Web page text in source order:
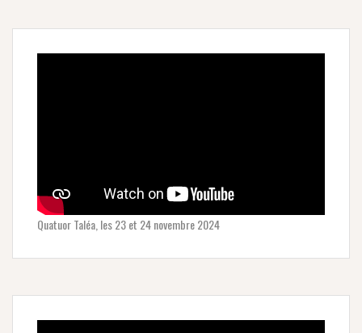
Quatuor Taléa, les 23 et 24 novembre 2024